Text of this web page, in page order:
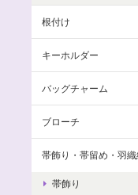
根付け
キーホルダー
バッグチャーム
ブローチ
帯飾り・帯留め・羽織
帯飾り